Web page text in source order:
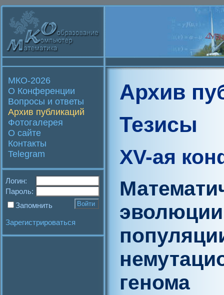
МКО-2026
О Конференции
Вопросы и ответы
Архив публикаций
Фотогалерея
О сайте
Контакты
Telegram
Логин:
Пароль:
Запомнить
Зарегистрироваться
Архив
Тезисы
XV-ая
генома